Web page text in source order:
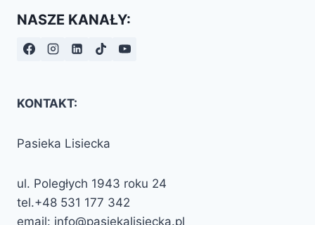
NASZE KANAŁY:
KONTAKT:
Pasieka Lisiecka
ul. Poległych 1943 roku 24
tel.+48 531 177 342
email: info@pasiekalisiecka.pl